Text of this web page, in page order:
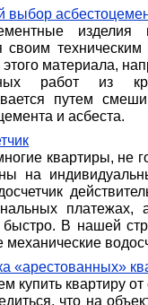
выбор
своим
этого материала,
работ из
путем
и асбеста.
квартиры, не
на
платежах,
быстро. В нашей
механические
«арестованных»
купить квартиру
что на